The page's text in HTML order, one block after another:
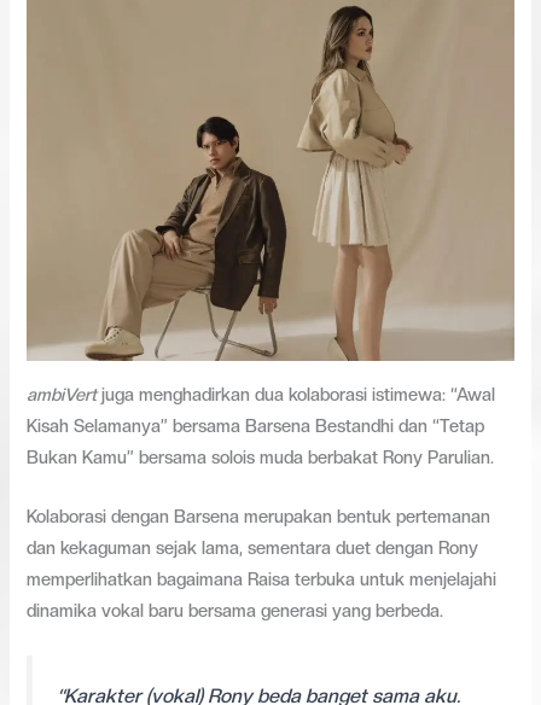
ambiVertjuga menghadirkan dua kolaborasi istimewa: “Awal
Kisah Selamanya” bersama Barsena Bestandhi dan “Tetap
Bukan Kamu” bersama solois muda berbakat Rony Parulian.
Kolaborasi dengan Barsena merupakan bentuk pertemanan
dan kekaguman sejak lama, sementara duet dengan Rony
memperlihatkan bagaimana Raisa terbuka untuk menjelajahi
dinamika vokal baru bersama generasi yang berbeda.
“Karakter (vokal) Rony beda banget sama aku.